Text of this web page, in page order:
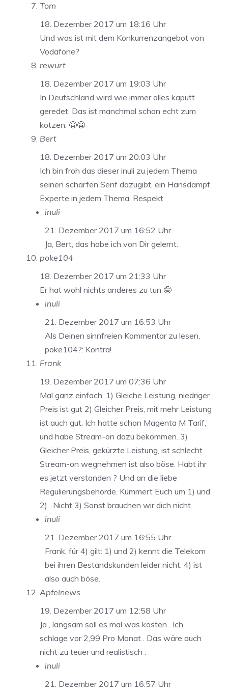
Tom
18. Dezember 2017 um 18:16 Uhr
Und was ist mit dem Konkurrenzangebot von
Vodafone?
rewurt
18. Dezember 2017 um 19:03 Uhr
In Deutschland wird wie immer alles kaputt
geredet. Das ist manchmal schon echt zum
kotzen. 😬😬
Bert
18. Dezember 2017 um 20:03 Uhr
Ich bin froh das dieser inuli zu jedem Thema
seinen scharfen Senf dazugibt, ein Hansdampf
Experte in jedem Thema, Respekt
inuli
21. Dezember 2017 um 16:52 Uhr
Ja, Bert, das habe ich von Dir gelernt.
poke104
18. Dezember 2017 um 21:33 Uhr
Er hat wohl nichts anderes zu tun 🤪
inuli
21. Dezember 2017 um 16:53 Uhr
Als Deinen sinnfreien Kommentar zu lesen,
poke104?: Kontra!
Frank
19. Dezember 2017 um 07:36 Uhr
Mal ganz einfach. 1) Gleiche Leistung, niedriger
Preis ist gut 2) Gleicher Preis, mit mehr Leistung
ist auch gut. Ich hatte schon Magenta M Tarif,
und habe Stream-on dazu bekommen. 3)
Gleicher Preis, gekürzte Leistung, ist schlecht.
Stream-on wegnehmen ist also böse. Habt ihr
es jetzt verstanden ? Und an die liebe
Regulierungsbehörde. Kümmert Euch um 1) und
2) . Nicht 3) Sonst brauchen wir dich nicht.
inuli
21. Dezember 2017 um 16:55 Uhr
Frank, für 4) gilt: 1) und 2) kennt die Telekom
bei ihren Bestandskunden leider nicht. 4) ist
also auch böse.
Apfelnews
19. Dezember 2017 um 12:58 Uhr
Ja , langsam soll es mal was kosten . Ich
schlage vor 2,99 Pro Monat . Das wäre auch
nicht zu teuer und realistisch .
inuli
21. Dezember 2017 um 16:57 Uhr